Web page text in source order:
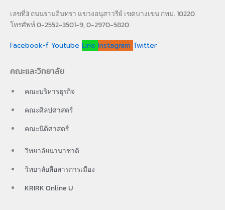
เลขที่3 ถนนรามอินทรา แขวงอนุสาวรีย์ เขตบางเขน กทม. 10220
โทรศัพท์ 0-2552-3501-9, 0-2970-5820
Facebook-f Youtube Line Instagram Twitter
คณะและวิทยาลัย
คณะบริหารธุรกิจ
คณะศิลปศาสตร์
คณะนิติศาสตร์
วิทยาลัยนานาชาติ
วิทยาลัยสื่อสารการเมือง
KRIRK Online U